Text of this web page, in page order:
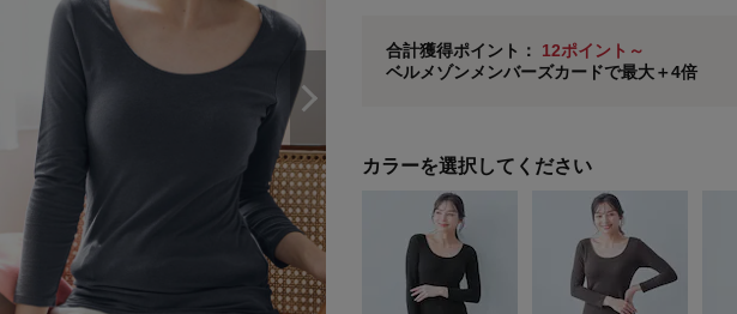
合計獲得ポイント： 12ポイント～
ベルメゾンメンバーズカードで最大＋4倍
※メンバーズカードの加算ポイントはステージ倍率適
カラーを選択してください